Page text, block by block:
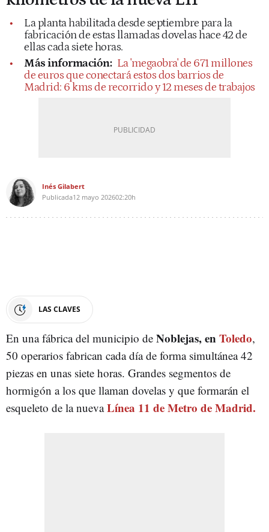
La planta habilitada desde septiembre para la
fabricación de estas llamadas dovelas hace 42 de
ellas cada siete horas.
Más información: La 'megaobra' de 671 millones
de euros que conectará estos dos barrios de
Madrid: 6 kms de recorrido y 12 meses de trabajos
Inés Gilabert
Publicada12 mayo 202602:20h
LAS CLAVES
En una fábrica del municipio de Noblejas, enToledo,
50 operarios fabrican cada día de forma simultánea 42
piezas en unas siete horas. Grandes segmentos de
hormigón a los que llaman dovelas y que formarán el
esqueleto de la nueva Línea 11 de Metro de Madrid.